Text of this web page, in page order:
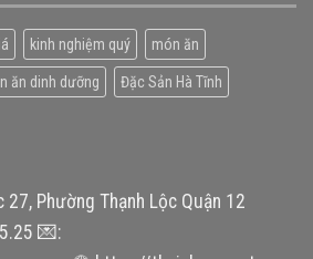
kinh nghiệm quý món ăn
ăn dinh dưỡng Đặc Sản Hà Tĩnh
Phường Thạnh Lộc Quận 12
💌: